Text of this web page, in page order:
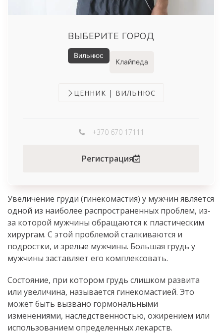
Увеличение груди (гинекомастия) у мужчин является
одной из наиболее распространенных проблем, из-
за которой мужчины обращаются к пластическим
хирургам. С этой проблемой сталкиваются и
подростки, и зрелые мужчины. Большая грудь у
мужчины заставляет его комплексовать.
Состояние, при котором грудь слишком развита
или увеличина, называется гинекомастией. Это
может быть вызвано гормональными
изменениями, наследственностью, ожирением или
использованием определенных лекарств.
ВЫБЕРИТЕ ГОРОД
Вильнюс
Клайпеда
ЦЕННИК | ВИЛЬНЮС
+370 670 17111
Регистрация